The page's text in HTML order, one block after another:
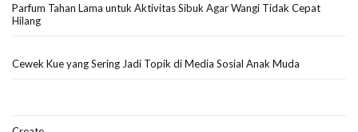
Parfum Tahan Lama untuk Aktivitas Sibuk Agar Wangi Tidak Cepat
Hilang
Cewek Kue yang Sering Jadi Topik di Media Sosial Anak Muda